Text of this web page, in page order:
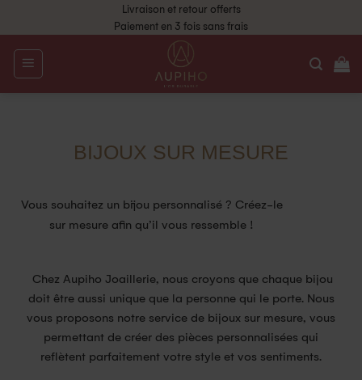
Livraison et retour offerts
Paiement en 3 fois sans frais
BIJOUX SUR MESURE
Vous souhaitez un bijou personnalisé ? Créez-le
sur mesure afin qu’il vous ressemble !
Chez Aupiho Joaillerie, nous croyons que chaque bijou
doit être aussi unique que la personne qui le porte. Nous
vous proposons notre service de bijoux sur mesure, vous
permettant de créer des pièces personnalisées qui
reflètent parfaitement votre style et vos sentiments.